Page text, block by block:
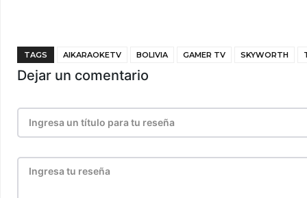
TAGS AIKARAOKETV BOLIVIA GAMER TV SKYWORTH
Dejar un comentario